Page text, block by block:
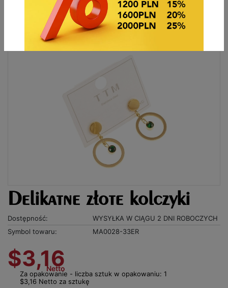
Strona główna BIŻUTERIA STEEL/XUPING KOLCZYKI
Delikatne złote kolczyki
Dostępność:
WYSYŁKA W CIĄGU 2 DNI ROBOCZYCH
Symbol towaru:
MA0028-33ER
$3,16
Netto
Za opakowanie - liczba sztuk w opakowaniu: 1
$3,16 Netto za sztukę